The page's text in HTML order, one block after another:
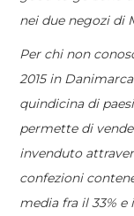
nei due negozi di
Per chi non
2015 in
quindicina di
permette di
invenduto
confezioni
media fra il 33%